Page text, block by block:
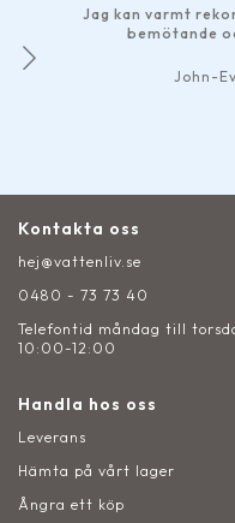
Jag kan varmt
bemötande
John-
Kontakta oss
hej@vattenliv.se
0480 - 73 73 40
Telefontid måndag till
10:00-12:00
Handla hos oss
Leverans
Hämta på vårt lager
Ångra ett köp